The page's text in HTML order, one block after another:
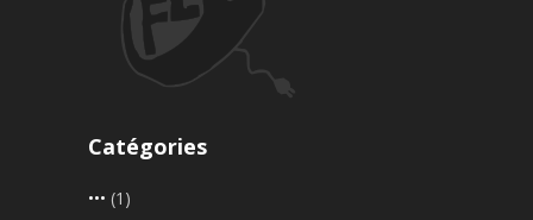
Catégories
••• (1)